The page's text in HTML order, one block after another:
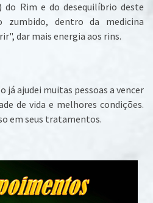
do Rim e do desequilíbrio deste
dentro da medicina
dar mais energia aos rins.
já ajudei muitas pessoas a vencer
de vida e melhores condições.
em seus tratamentos.